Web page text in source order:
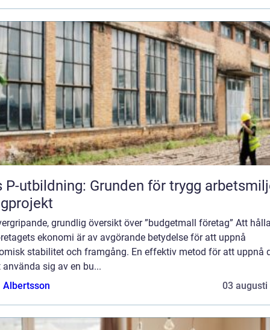
P-utbildning: Grunden för trygg
grundlig översikt över ”budgetmall företag” Att
ekonomi är av avgörande betydelse för att uppnå
stabilitet och framgång. En effektiv metod för att uppnå
använda sig av en bu...
Albertsson
03 augusti